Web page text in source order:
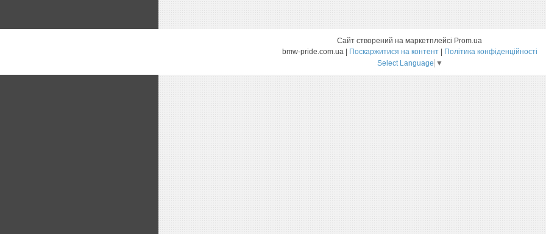
Сайт створений на маркетплейсі Prom.ua
Поскаржитися на контент
Політика конфіденційності
Select Language ▼